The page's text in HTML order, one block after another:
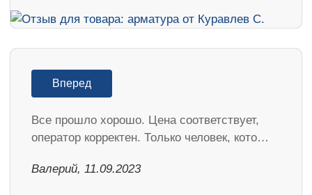
Вперед
Все прошло хорошо. Цена соответствует,
оператор корректен. Только человек, кото…
Валерий, 11.09.2023